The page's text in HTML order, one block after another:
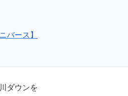
バース】
ダウンを